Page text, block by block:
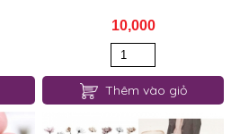
10,000
Thêm vào giỏ